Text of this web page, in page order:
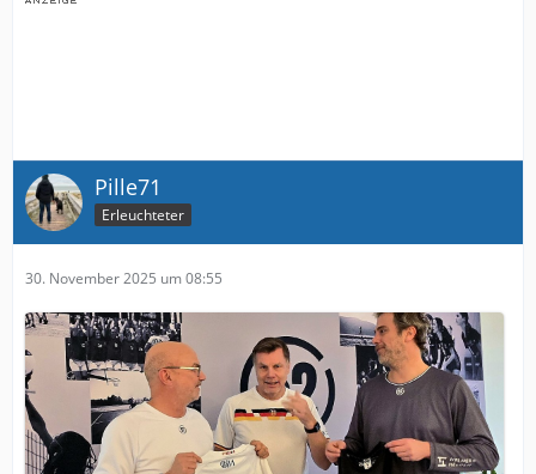
Pille71
Erleuchteter
30. November 2025 um 08:55